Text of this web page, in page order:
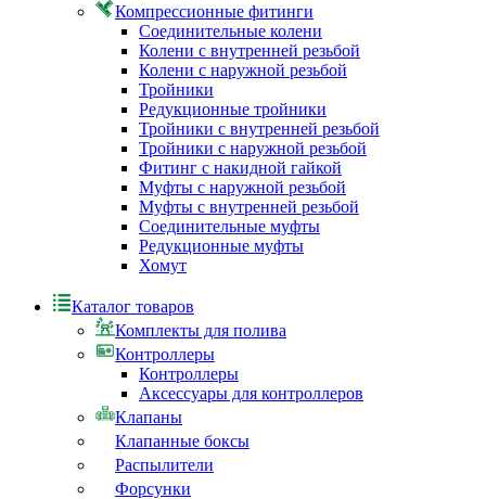
Компрессионные фитинги
Соединительные колени
Колени с внутренней резьбой
Колени с наружной резьбой
Тройники
Редукционные тройники
Тройники с внутренней резьбой
Тройники с наружной резьбой
Фитинг с накидной гайкой
Муфты с наружной резьбой
Муфты с внутренней резьбой
Соединительные муфты
Редукционные муфты
Хомут
Каталог товаров
Комплекты для полива
Контроллеры
Контроллеры
Аксессуары для контроллеров
Клапаны
Клапанные боксы
Распылители
Форсунки